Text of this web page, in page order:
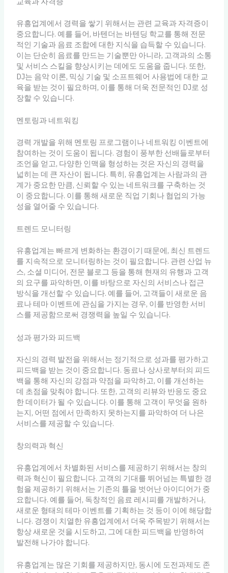
유흥업계에서 경력을 쌓기 위해서는 관련 교육과 자격증이
중요합니다. 예를 들어, 바텐더는 바텐딩 학교를 통해 전문
적인 기술과 음료 조합에 대한 지식을 습득할 수 있습니다.
이는 단순히 음료를 만드는 기술뿐만 아니라, 고객과의 소통
및 서비스 스킬을 향상시키는 데에도 도움을 줍니다. 또한,
DJ는 음악 이론, 믹싱 기술 및 소프트웨어 사용법에 대한 교
육을 받는 것이 필요하며, 이를 통해 더욱 전문적인 DJ로 성
장할 수 있습니다.
멘토링과 네트워킹
경력 개발을 위해 멘토링 프로그램이나 네트워킹 이벤트에
참여하는 것이 도움이 됩니다. 경험이 풍부한 선배들로부터
조언을 얻고, 다양한 인맥을 형성하는 것은 자신의 경력을
넓히는 데 큰 자산이 됩니다. 특히, 유흥업계는 사람과의 관
계가 중요한 만큼, 신뢰할 수 있는 네트워크를 구축하는 것
이 중요합니다. 이를 통해 새로운 직업 기회나 협업의 가능
성을 열어줄 수 있습니다.
트렌드 모니터링
유흥업계는 빠르게 변화하는 환경이기 때문에, 최신 트렌드
를 지속적으로 모니터링하는 것이 필요합니다. 관련 산업 뉴
스, 소셜 미디어, 전문 블로그 등을 통해 현재의 유행과 고객
의 요구를 파악하면, 이를 바탕으로 자신의 서비스나 접근
방식을 개선할 수 있습니다. 예를 들어, 고객들이 새로운 음
료나 테마 이벤트에 관심을 가지는 경우, 이를 반영한 서비
스를 제공함으로써 경쟁력을 높일 수 있습니다.
성과 평가와 피드백
자신의 경력 발전을 위해서는 정기적으로 성과를 평가하고
피드백을 받는 것이 중요합니다. 동료나 상사로부터의 피드
백을 통해 자신의 강점과 약점을 파악하고, 이를 개선하는
데 초점을 맞춰야 합니다. 또한, 고객의 리뷰와 반응도 중요
한 데이터가 될 수 있습니다. 이를 통해 고객이 무엇을 원하
는지, 어떤 점에서 만족하지 못하는지를 파악하여 더 나은
서비스를 제공할 수 있습니다.
창의력과 혁신
유흥업계에서 차별화된 서비스를 제공하기 위해서는 창의
력과 혁신이 필요합니다. 고객의 기대를 뛰어넘는 특별한 경
험을 제공하기 위해서는 기존의 틀을 벗어난 아이디어가 중
요합니다. 예를 들어, 독창적인 음료 레시피를 개발하거나,
새로운 형태의 테마 이벤트를 기획하는 것 등이 이에 해당합
니다. 경쟁이 치열한 유흥업계에서 더욱 주목받기 위해서는
항상 새로운 것을 시도하고, 그에 대한 피드백을 반영하여
발전해 나가야 합니다.
유흥업계는 많은 기회를 제공하지만, 동시에 도전과제도 존